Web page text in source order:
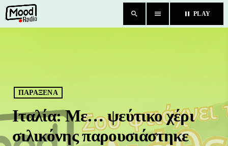
search menu pause PLAY
close
BLOG
TEAM
CHAT
ΠΑΡΑΞΕΝΑ
Ιταλία: Με… ψεύτικο χέρι
σιλικόνης παρουσιάστηκε